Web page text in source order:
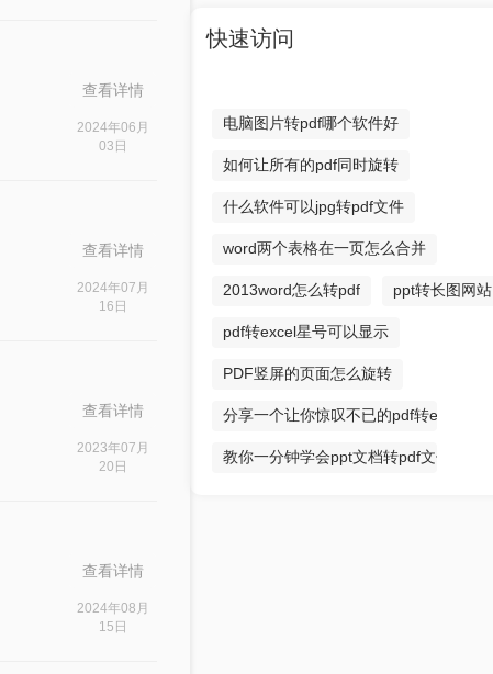
查看详情
2024年06月
03日
查看详情
2024年07月
16日
查看详情
2023年07月
20日
查看详情
2024年08月
15日
快速访问
电脑图片转pdf哪个软件好
如何让所有的pdf同时旋转
什么软件可以jpg转pdf文件
word两个表格在一页怎么合并
2013word怎么转pdf ppt转长图网站
pdf转excel星号可以显示
PDF竖屏的页面怎么旋转
分享一个让你惊叹不已的pdf转excel方法
教你一分钟学会ppt文档转pdf文件